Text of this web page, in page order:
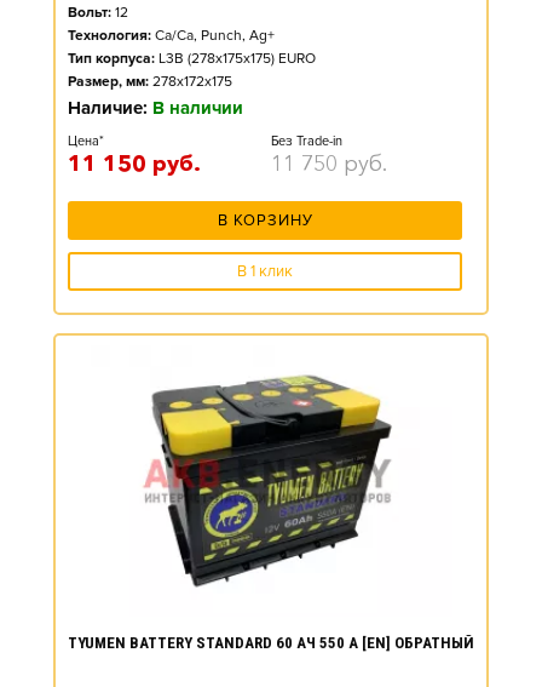
Вольт: 12
Технология: Ca/Ca, Punch, Ag+
Тип корпуса: L3B (278x175x175) EURO
Размер, мм: 278x172x175
Наличие: В наличии
Цена*
11 150 руб.
Без Trade-in
11 750 руб.
В КОРЗИНУ
В 1 клик
TYUMEN BATTERY STANDARD 60 АЧ 550 А [EN] ОБРАТНЫЙ